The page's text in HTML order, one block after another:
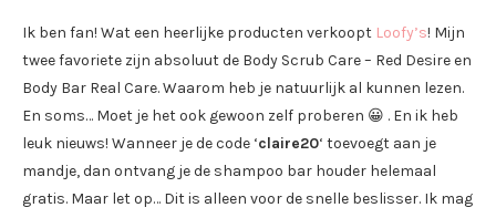
Ik ben fan! Wat een heerlijke producten verkoopt Loofy’s! Mijn
twee favoriete zijn absoluut de Body Scrub Care – Red Desire en
Body Bar Real Care. Waarom heb je natuurlijk al kunnen lezen.
En soms… Moet je het ook gewoon zelf proberen 😀 . En ik heb
leuk nieuws! Wanneer je de code ‘claire20‘ toevoegt aan je
mandje, dan ontvang je de shampoo bar houder helemaal
gratis. Maar let op… Dit is alleen voor de snelle beslisser. Ik mag